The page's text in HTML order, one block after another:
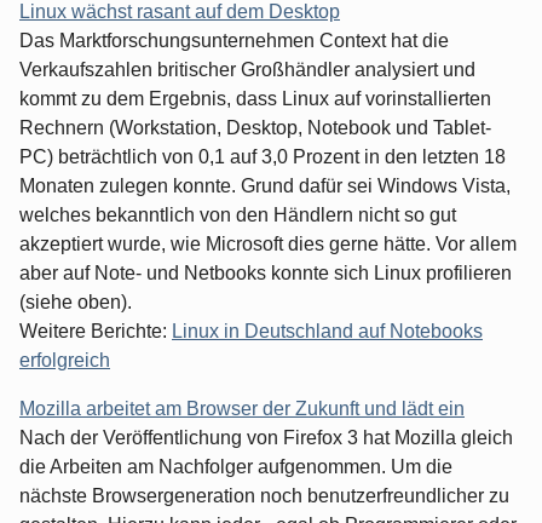
Linux wächst rasant auf dem Desktop
Das Marktforschungsunternehmen Context hat die
Verkaufszahlen britischer Großhändler analysiert und
kommt zu dem Ergebnis, dass Linux auf vorinstallierten
Rechnern (Workstation, Desktop, Notebook und Tablet-
PC) beträchtlich von 0,1 auf 3,0 Prozent in den letzten 18
Monaten zulegen konnte. Grund dafür sei Windows Vista,
welches bekanntlich von den Händlern nicht so gut
akzeptiert wurde, wie Microsoft dies gerne hätte. Vor allem
aber auf Note- und Netbooks konnte sich Linux profilieren
(siehe oben).
Weitere Berichte: Linux in Deutschland auf Notebooks
erfolgreich
Mozilla arbeitet am Browser der Zukunft und lädt ein
Nach der Veröffentlichung von Firefox 3 hat Mozilla gleich
die Arbeiten am Nachfolger aufgenommen. Um die
nächste Browsergeneration noch benutzerfreundlicher zu